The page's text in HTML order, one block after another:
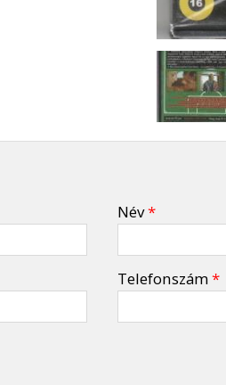
Név*
Telefonszám*